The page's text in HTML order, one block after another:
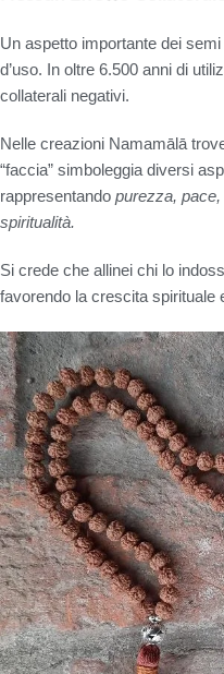
Un aspetto importante dei
d’uso. In oltre 6.500 anni di
collaterali negativi.
Nelle creazioni Namamālā
“faccia” simboleggia diversi
rappresentando purezza,
spiritualità.
Si crede che allinei chi lo
favorendo la crescita spirituale